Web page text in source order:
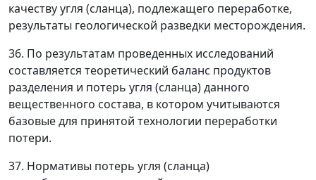
качеству угля (сланца), подлежащего переработке,
результаты геологической разведки месторождения.
36. По результатам проведенных исследований
составляется теоретический баланс продуктов
разделения и потерь угля (сланца) данного
вещественного состава, в котором учитываются
базовые для принятой технологии переработки
потери.
37. Нормативы потерь угля (сланца)